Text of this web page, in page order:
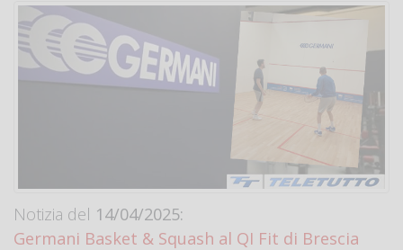
Notizia del 14/04/2025:
Germani Basket & Squash al QI Fit di Brescia